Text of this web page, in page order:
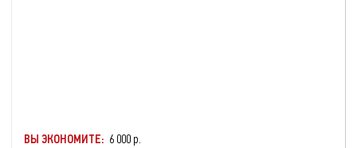
ВЫ ЭКОНОМИТЕ: 6 000 р.